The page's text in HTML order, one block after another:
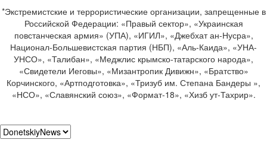
*Экстремистские и террористические организации, запрещенные в
Российской Федерации: «Правый сектор», «Украинская
повстанческая армия» (УПА), «ИГИЛ», «Джебхат ан-Нусра»,
Национал-Большевистская партия (НБП), «Аль-Каида», «УНА-
УНСО», «Талибан», «Меджлис крымско-татарского народа»,
«Свидетели Иеговы», «Мизантропик Дивижн», «Братство»
Корчинского, «Артподготовка», «Тризуб им. Степана Бандеры »,
«НСО», «Славянский союз», «Формат-18», «Хизб ут-Тахрир».